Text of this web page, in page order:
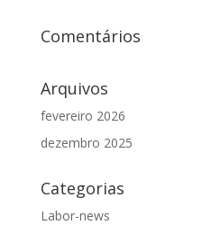
Comentários
Arquivos
fevereiro 2026
dezembro 2025
Categorias
Labor-news